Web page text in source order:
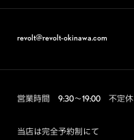
revolt@revolt-okinawa.com
営業時間　9:30～19:00　不定休
当店は完全予約制にて